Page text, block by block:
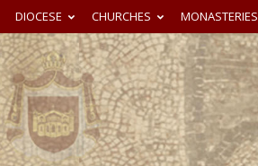
DIOCESE CHURCHES MONASTERIES